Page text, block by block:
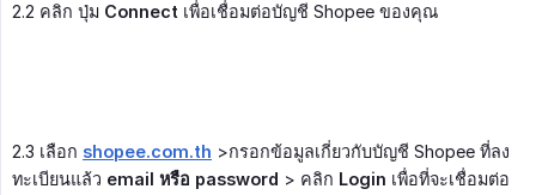
2.2 คลิก ปุ่ม Connect เพื่อเชื่อมต่อบัญชี Shopee ของคุณ
2.3 เลือก shopee.com.th >กรอกข้อมูลเกี่ยวกับบัญชี Shopee ที่ลง
ทะเบียนแล้ว email หรือ password > คลิก Login เพื่อที่จะเชื่อมต่อ